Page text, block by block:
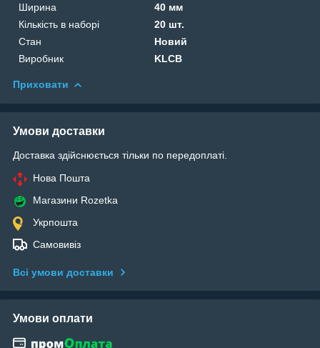
Ширина
40 мм
Кількість в наборі
20 шт.
Стан
Новий
Виробник
KLCB
Приховати
Умови доставки
Доставка здійснюється тільки по передоплаті.
Нова Пошта
Магазини Rozetka
Укрпошта
Самовивіз
Всі умови доставки
Умови оплати